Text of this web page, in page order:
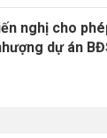
nghị cho
dự án